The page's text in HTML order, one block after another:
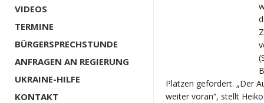
VIDEOS
TERMINE
BÜRGERSPRECHSTUNDE
ANFRAGEN AN REGIERUNG
UKRAINE-HILFE
KONTAKT
Plätzen gefördert. „Der
weiter voran“, stellt